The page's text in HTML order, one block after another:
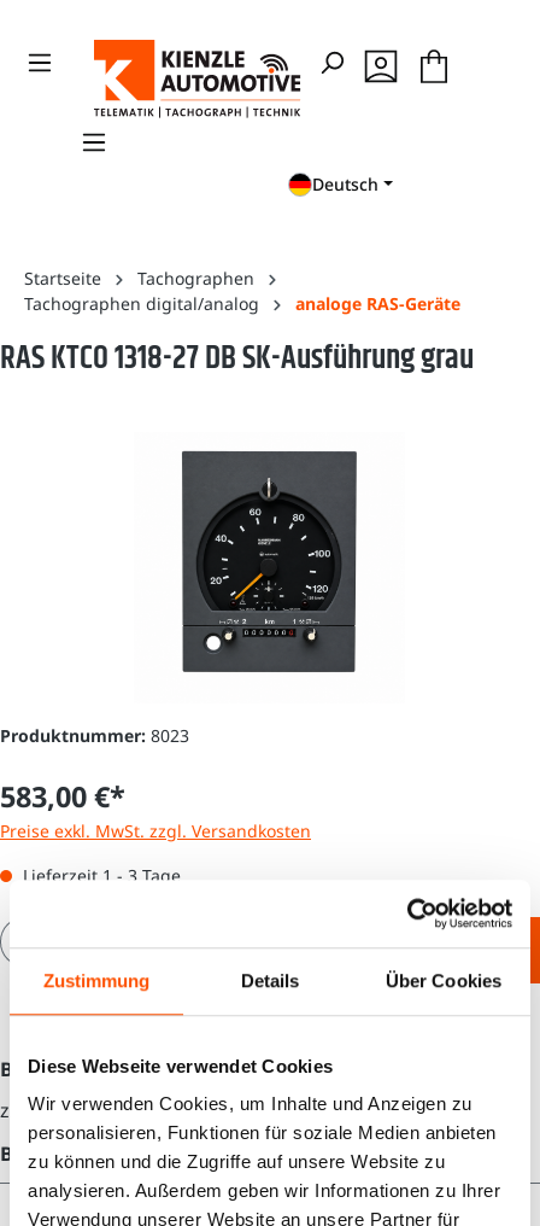
Zustimmung Details Über Cookies
Diese Webseite verwendet Cookies
Wir verwenden Cookies, um Inhalte und Anzeigen zu
personalisieren, Funktionen für soziale Medien anbieten
zu können und die Zugriffe auf unsere Website zu
analysieren. Außerdem geben wir Informationen zu Ihrer
Verwendung unserer Website an unsere Partner für
Deutsch
Startseite
Tachographen
Tachographen digital/analog
analoge RAS-Geräte
RAS KTCO 1318-27 DB SK-Ausführung grau
Produktnummer: 8023
583,00 €*
Preise exkl. MwSt. zzgl. Versandkosten
Lieferzeit 1 - 3 Tage
Produkt Anzahl: Gib den gewünschten
In den Warenkorb
Beschreibung
zzgl. 300 € Pfand für die Vorablieferung.
Bewertungen